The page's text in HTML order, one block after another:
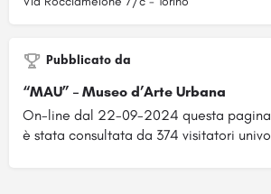
Pubblicato da
“MAU” – Museo d’Arte Urbana
On-line dal 22-09-2024 questa pagina
è stata consultata da 374 visitatori